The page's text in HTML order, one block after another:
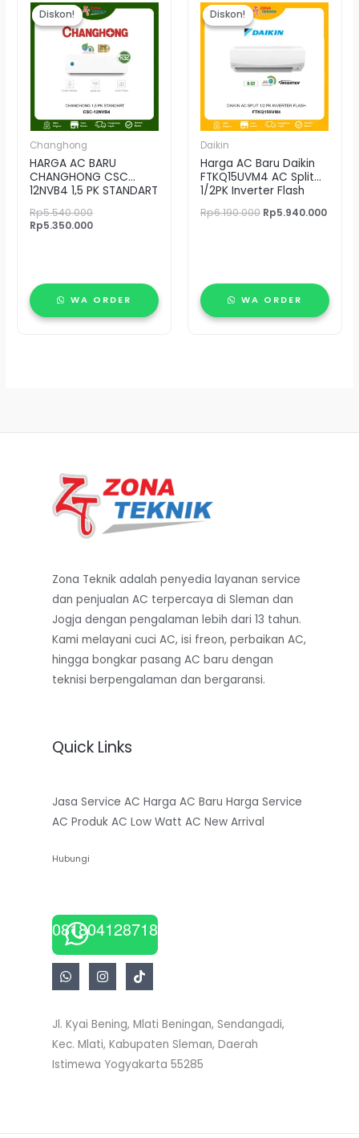
Diskon!
Diskon!
Changhong
HARGA AC BARU
CHANGHONG CSC
12NVB4 1,5 PK STANDART
Rp5.540.000
aslinya
adalah:
Rp5.540.000.
Rp5.350.000
saat
ini
adalah:
Rp5.350.000.
WA ORDER
Diskon!
Diskon!
Daikin
Harga AC Baru Daikin
FTKQ15UVM4 AC Split
1/2PK Inverter Flash
Rp6.190.000
aslinya
adalah:
Rp6.190.000.
Rp5.940.000
WA ORDER
Zona Teknik adalah penyedia layanan service
dan penjualan AC terpercaya di Sleman dan
Jogja dengan pengalaman lebih dari 13 tahun.
Kami melayani cuci AC, isi freon, perbaikan AC,
hingga bongkar pasang AC baru dengan
teknisi berpengalaman dan bergaransi.
Quick Links
Jasa Service AC Harga AC Baru Harga Service
AC Produk AC Low Watt AC New Arrival
Hubungi
081804128718
Jl. Kyai Bening, Mlati Beningan, Sendangadi,
Kec. Mlati, Kabupaten Sleman, Daerah
Istimewa Yogyakarta 55285